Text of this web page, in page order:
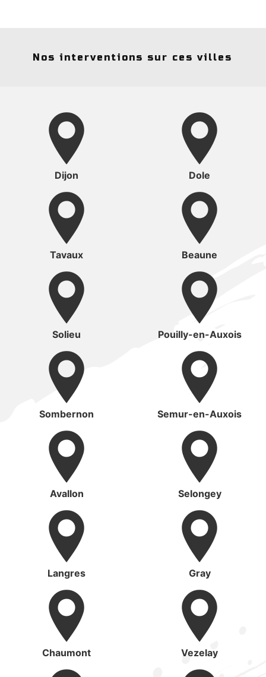
Nos interventions sur ces villes
Dijon Dole
Tavaux Beaune
Solieu Pouilly-en-Auxois
Sombernon Semur-en-Auxois
Avallon Selongey
Langres Gray
Chaumont Vezelay